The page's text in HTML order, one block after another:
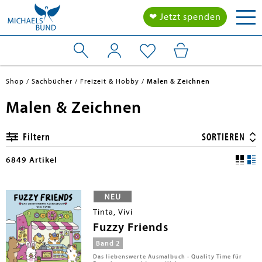
❤ Jetzt spenden
Shop Sachbücher Freizeit & Hobby Malen & Zeichnen
Malen & Zeichnen
Filtern SORTIEREN
6849 Artikel
Tinta, Vivi
Fuzzy Friends
Band 2
Das liebenswerte Ausmalbuch - Quality Time für